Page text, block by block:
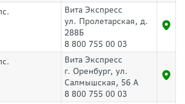
Вита Экспресс
ул. Пролетарская, д.
288Б
8 800 755 00 03
Вита Экспресс
г. Оренбург, ул.
Салмышская, 56 А
8 800 755 00 03